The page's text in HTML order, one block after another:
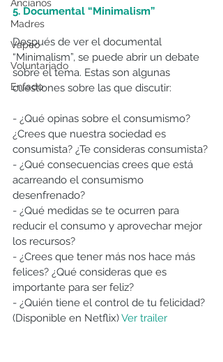
Ancianos
Madres
Vapeo
Voluntariado
Enfado
5. Documental “Minimalism”
Después de ver el documental
“Minimalism”, se puede abrir un debate
sobre el tema. Estas son algunas
cuestiones sobre las que discutir:
- ¿Qué opinas sobre el consumismo?
¿Crees que nuestra sociedad es
consumista? ¿Te consideras consumista?
- ¿Qué consecuencias crees que está
acarreando el consumismo
desenfrenado?
- ¿Qué medidas se te ocurren para
reducir el consumo y aprovechar mejor
los recursos?
- ¿Crees que tener más nos hace más
felices? ¿Qué consideras que es
importante para ser feliz?
- ¿Quién tiene el control de tu felicidad?
(Disponible en Netflix) Ver trailer